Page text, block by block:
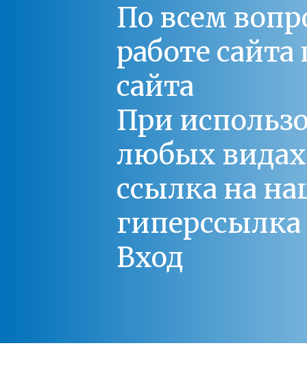
По всем
работе
сайта
При
любых
ссылка на
Вход